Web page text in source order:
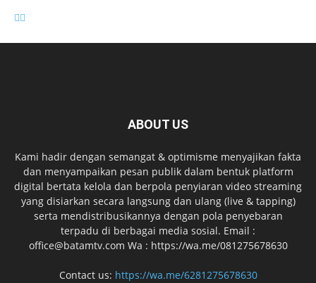
ABOUT US
Kami hadir dengan semangat & optimisme menyajikan fakta
dan menyampaikan pesan publik dalam bentuk platform
digital bertata kelola dan berpola penyiaran video streaming
yang disiarkan secara langsung dan ulang (live & tapping)
serta mendistribusikannya dengan pola penyebaran
terpadu di berbagai media sosial. Email :
office@batamtv.com Wa : https://wa.me/081275678630
Contact us: https://wa.me/6281275678630